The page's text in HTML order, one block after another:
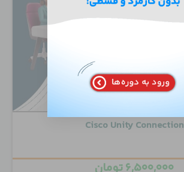
Cisco Unity Connection
۶,۵۰۰,۰۰۰تومان